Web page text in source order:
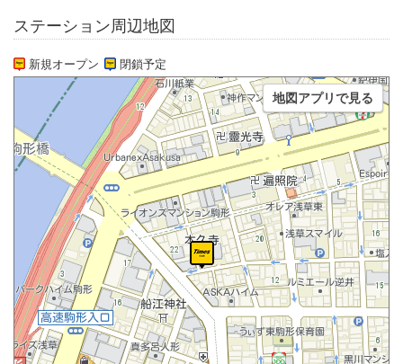
ステーション周辺地図
新規オープン 閉鎖予定
地図アプリで見る